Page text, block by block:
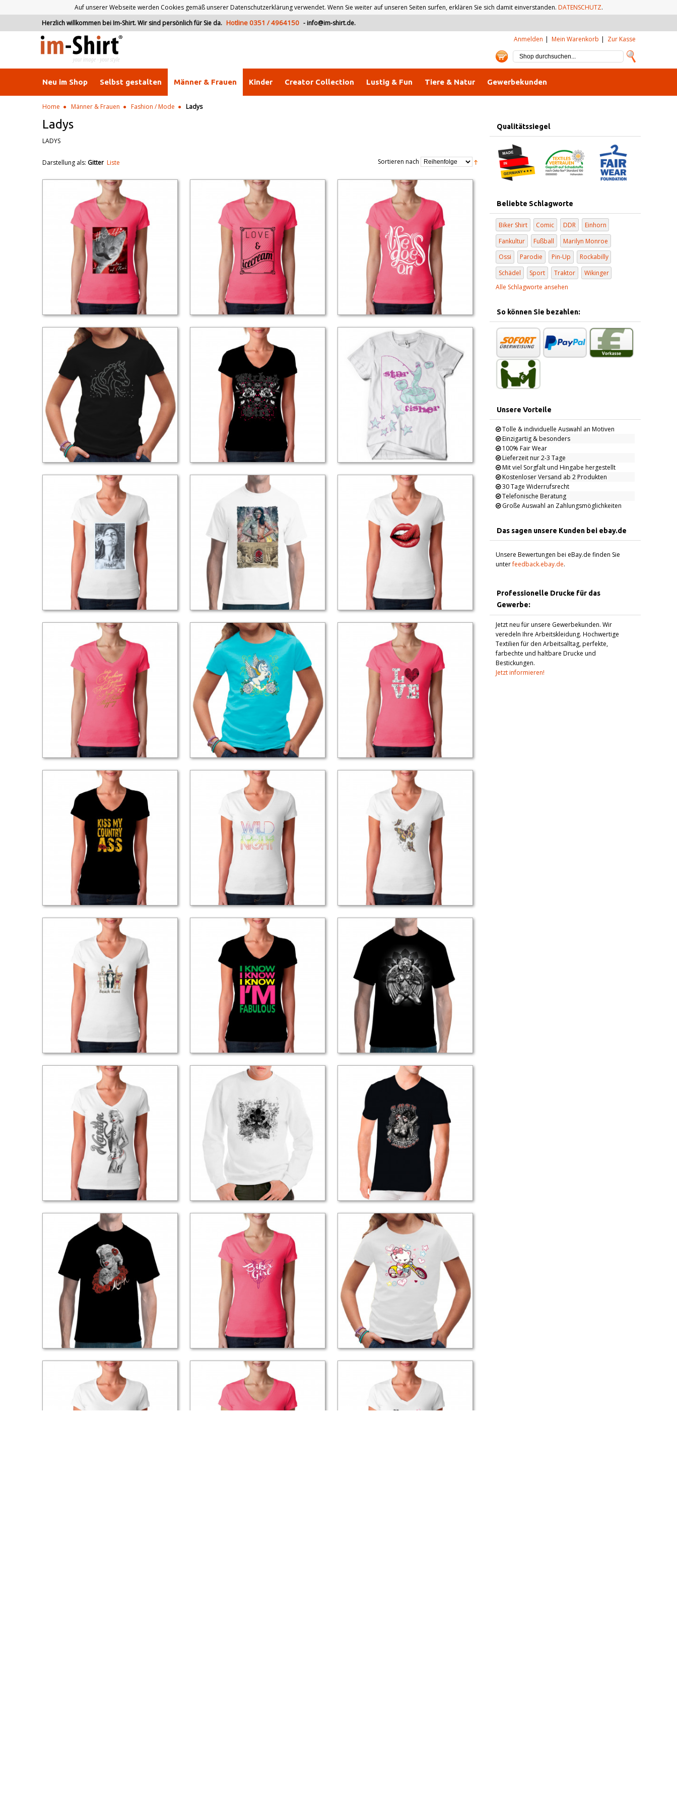
Auf unserer Webseite werden Cookies gemäß unserer Datenschutzerklärung verwendet. Wenn Sie weiter auf unseren Seiten surfen, erklären Sie sich damit einverstanden. DATENSCHUTZ.
Herzlich willkommen bei Im-Shirt. Wir sind persönlich für Sie da. Hotline 0351 / 4964150 - info@im-shirt.de.
Anmelden
Mein Warenkorb Zur Kasse
Neu im Shop Selbst gestalten Männer & Frauen Kinder Creator Collection Lustig & Fun Tiere & Natur Gewerbekunden
Home Männer & Frauen Fashion / Mode Ladys
Ladys
LADYS
Darstellung als: Gitter Liste Sortieren nach
Qualitätssiegel
Beliebte Schlagworte
Biker Shirt Comic DDR
Einhorn
Fankultur
Fußball
Marilyn Monroe
Ossi
Parodie Pin-Up
Rockabilly
Schädel
Sport Traktor
Wikinger
Alle Schlagworte ansehen
So können Sie bezahlen:
Unsere Vorteile
Tolle & individuelle Auswahl an Motiven
Einzigartig & besonders
100% Fair Wear
Lieferzeit nur 2-3 Tage
Mit viel Sorgfalt und Hingabe hergestellt
Kostenloser Versand ab 2 Produkten
30 Tage Widerrufsrecht
Telefonische Beratung
Große Auswahl an Zahlungsmöglichkeiten
Das sagen unsere Kunden bei ebay.de
Unsere Bewertungen bei eBay.de finden Sie
unterfeedback.ebay.de.
Professionelle Drucke für das
Gewerbe:
Jetzt neu für unsere Gewerbekunden. Wir
veredeln Ihre Arbeitskleidung. Hochwertige
Textilien für den Arbeitsalltag, perfekte,
farbechte und haltbare Drucke und
Bestickungen.
Jetzt informieren!